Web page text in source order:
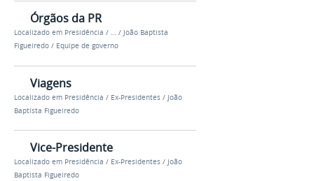
Órgãos da PR
Localizado em Presidência / … / João Baptista
Figueiredo / Equipe de governo
Viagens
Localizado em Presidência / Ex-Presidentes / João
Baptista Figueiredo
Vice-Presidente
Localizado em Presidência / Ex-Presidentes / João
Baptista Figueiredo